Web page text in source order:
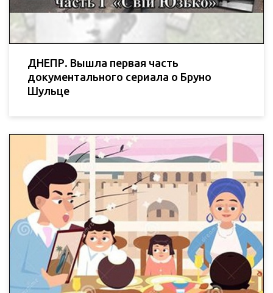
ДНЕПР. Вышла первая часть
документального сериала о Бруно
Шульце